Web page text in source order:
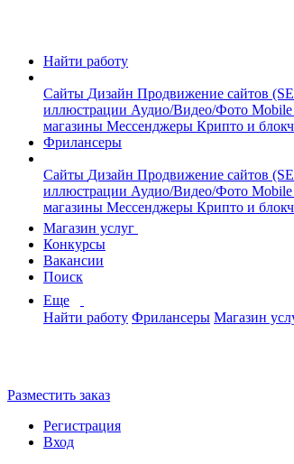
Найти работу
Сайты Дизайн Продвижение сайтов
иллюстрации Аудио/Видео/Фото Mobile
магазины Мессенджеры Крипто и
Фрилансеры
Сайты Дизайн Продвижение сайтов
иллюстрации Аудио/Видео/Фото Mobile
магазины Мессенджеры Крипто и
Магазин услуг
Конкурсы
Вакансии
Поиск
Еще
Найти работу Фрилансеры Магазин
Разместить заказ
Регистрация
Вход